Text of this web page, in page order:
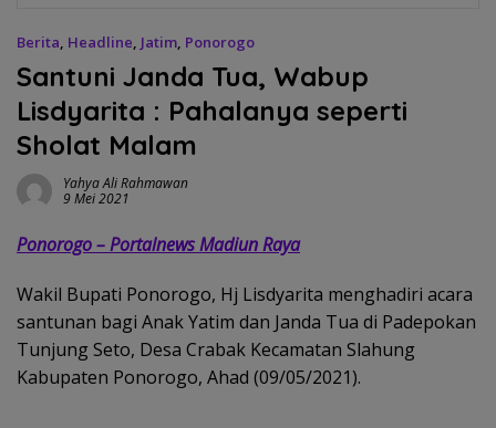
Berita, Headline, Jatim, Ponorogo
Santuni Janda Tua, Wabup
Lisdyarita : Pahalanya seperti
Sholat Malam
Yahya Ali Rahmawan
9 Mei 2021
Ponorogo – Portalnews Madiun Raya
Wakil Bupati Ponorogo, Hj Lisdyarita menghadiri acara
santunan bagi Anak Yatim dan Janda Tua di Padepokan
Tunjung Seto, Desa Crabak Kecamatan Slahung
Kabupaten Ponorogo, Ahad (09/05/2021).